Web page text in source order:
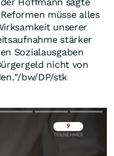
müsse alles
unserer
stärker
Sozialausgaben
nicht von
bw/DP/stk